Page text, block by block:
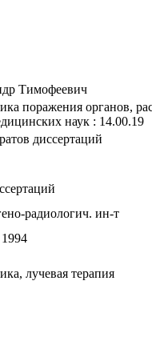
Тимофеевич
поражения органов,
наук : 14.00.19
диссертаций
радиологич. ин-т
лучевая терапия